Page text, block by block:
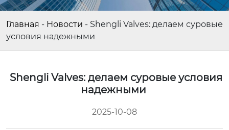
Главная - Новости - Shengli Valves: делаем суровые
условия надежными
Shengli Valves: делаем суровые условия
надежными
2025-10-08